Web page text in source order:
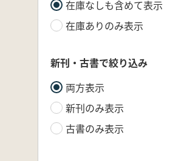
在庫なしも含めて表示
在庫ありのみ表示
新刊・古書で絞り込み
両方表示
新刊のみ表示
古書のみ表示